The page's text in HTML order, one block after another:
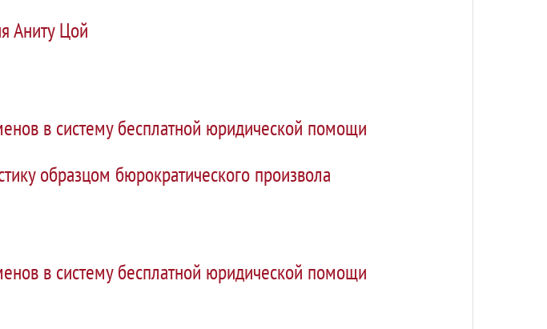
Аниту Цой
в систему бесплатной юридической помощи
образцом бюрократического произвола
в систему бесплатной юридической помощи